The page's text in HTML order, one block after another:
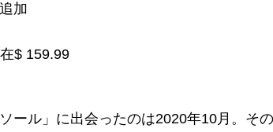
加
$ 159.99
ール」に出会ったのは2020年10月。そ